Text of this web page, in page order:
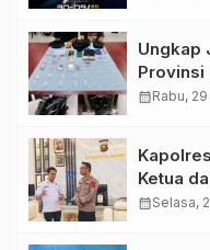
Ungkap
Provinsi
calendar_monthRabu,
Ketua
Perkuat
calendar_monthSelasa,